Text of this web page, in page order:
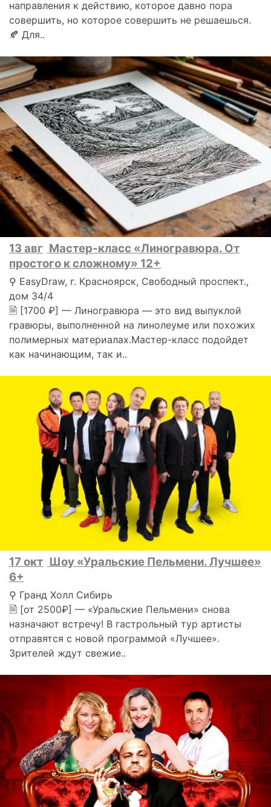
направления к действию, которое давно пора
совершить, но которое совершить не решаешься.
🍂 Для..
13 авг Мастер-класс «Линогравюра. От
простого к сложному» 12+
⚲ EasyDraw, г. Красноярск, Свободный проспект.,
дом 34/4
🗎 [1700 ₽] — Линогравюра — это вид выпуклой
гравюры, выполненной на линолеуме или похожих
полимерных материалах.Мастер-класс подойдет
как начинающим, так и..
17 окт Шоу «Уральские Пельмени. Лучшее»
6+
⚲ Гранд Холл Сибирь
🗎 [от 2500₽] — «Уральские Пельмени» снова
назначают встречу! В гастрольный тур артисты
отправятся с новой программой «Лучшее».
Зрителей ждут свежие..